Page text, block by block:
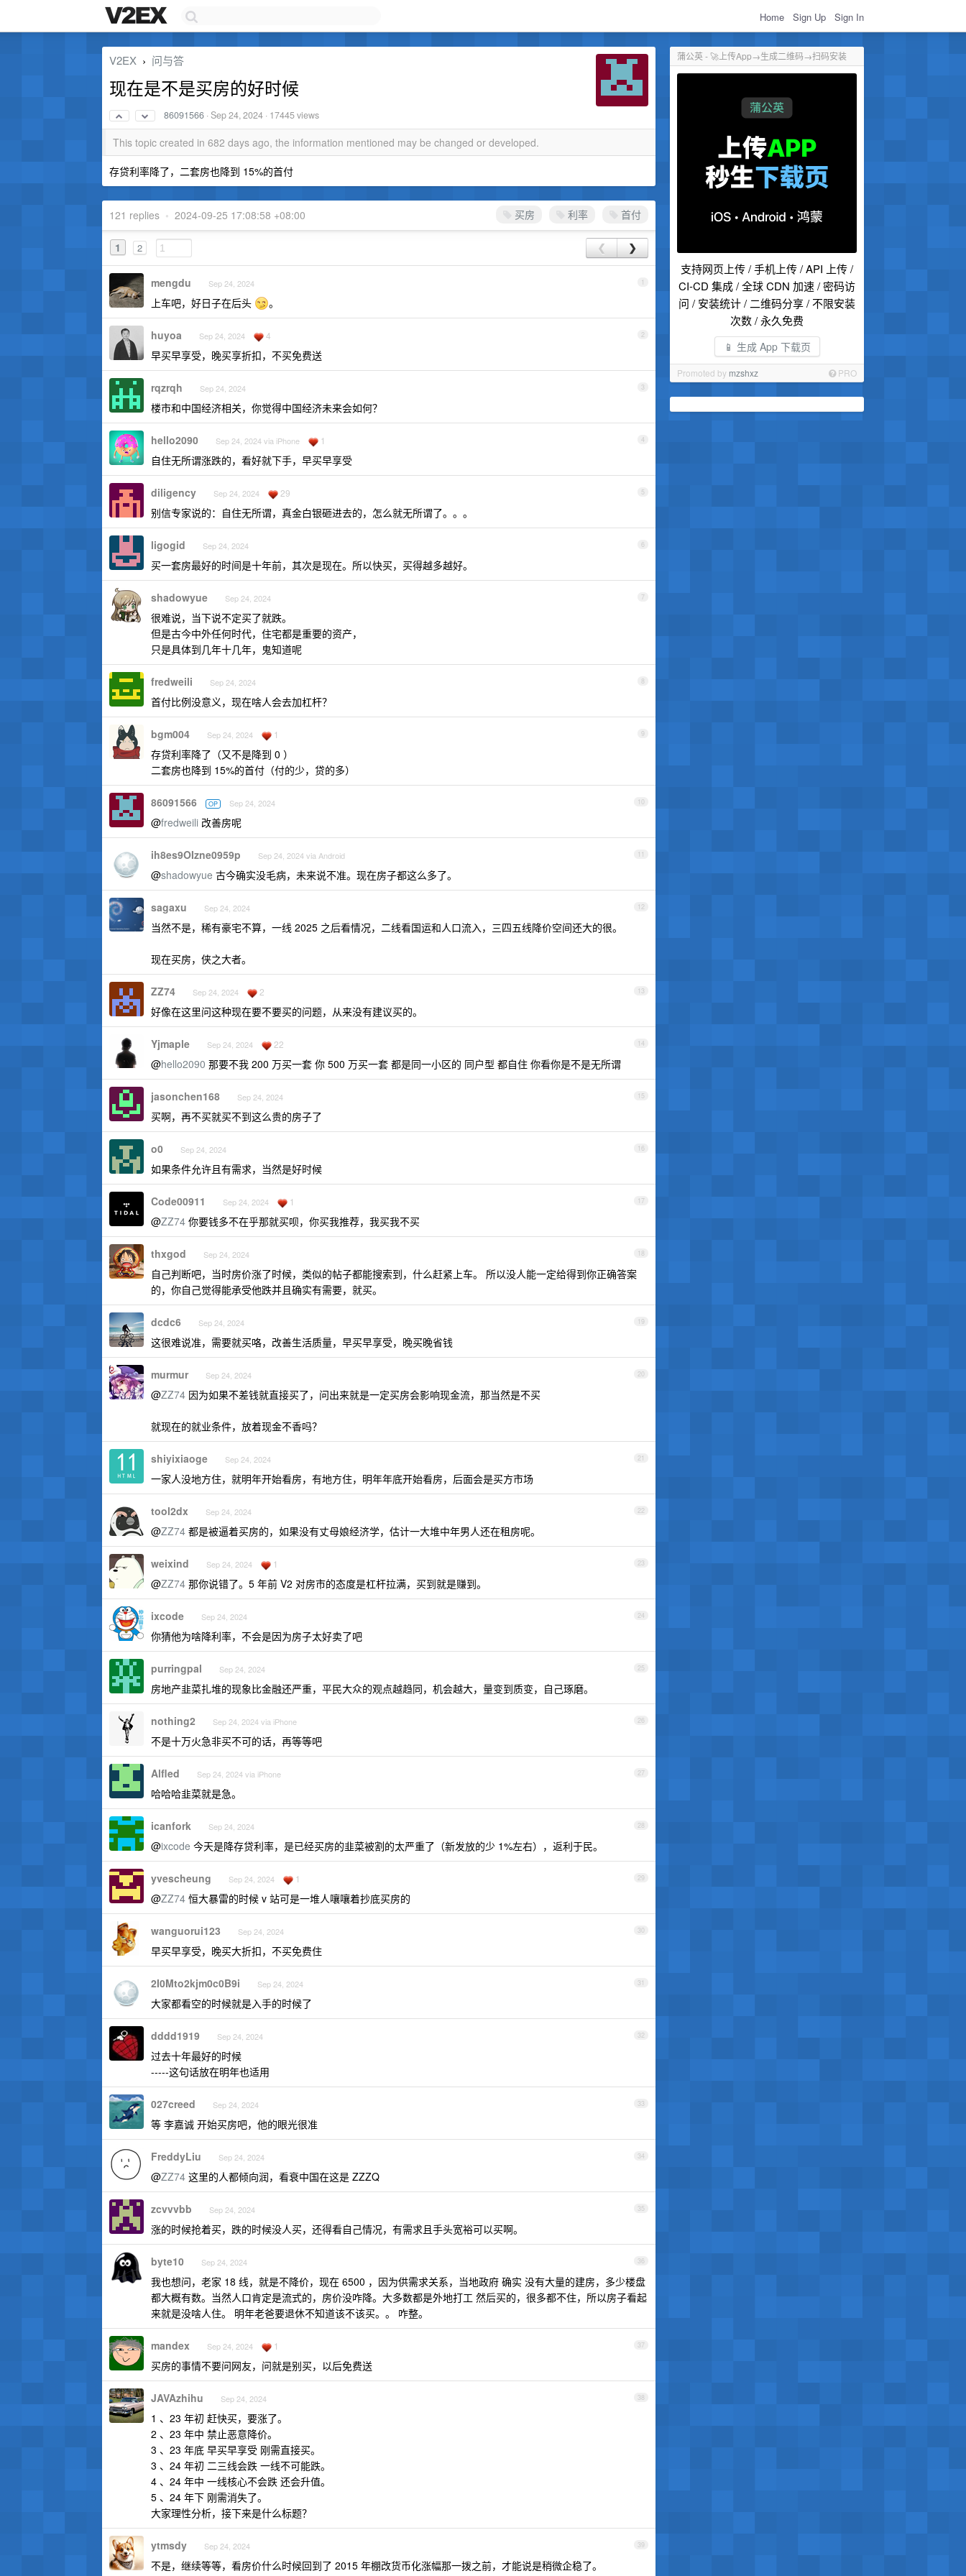
Home Sign Up Sign In
蒲公英 - 🚀上传App→生成二维码→扫码安装
支持网页上传 / 手机上传 / API 上传 /
CI-CD 集成 / 全球 CDN 加速 / 密码访
问 / 安装统计 / 二维码分享 / 不限安装
次数 / 永久免费
📱 生成 App 下载页
Promoted by mzshxz PRO
V2EX › 问与答
现在是不是买房的好时候
86091566 ·Sep 24, 2024 · 17445 views
This topic created in 682 days ago, the information mentioned may be changed or developed.
存贷利率降了，二套房也降到 15%的首付
买房 利率 首付
121 replies • 2024-09-25 17:08:58 +08:00
1 2 ❮ ❯
1
mengdu Sep 24, 2024
上车吧，好日子在后头 。
2
huyoa Sep 24, 2024 4
早买早享受，晚买享折扣，不买免费送
3
rqzrqh Sep 24, 2024
楼市和中国经济相关，你觉得中国经济未来会如何？
4
hello2090 Sep 24, 2024 via iPhone 1
自住无所谓涨跌的，看好就下手，早买早享受
5
diligency Sep 24, 2024 29
别信专家说的：自住无所谓，真金白银砸进去的，怎么就无所谓了。。。
6
ligogid Sep 24, 2024
买一套房最好的时间是十年前，其次是现在。所以快买，买得越多越好。
7
shadowyue Sep 24, 2024
很难说，当下说不定买了就跌。
但是古今中外任何时代，住宅都是重要的资产，
只是具体到几年十几年，鬼知道呢
8
fredweili Sep 24, 2024
首付比例没意义，现在啥人会去加杠杆？
9
bgm004 Sep 24, 2024 1
存贷利率降了（又不是降到 0 ）
二套房也降到 15%的首付（付的少，贷的多）
10
86091566 OP Sep 24, 2024
@fredweili 改善房呢
11
ih8es9OIzne0959p Sep 24, 2024 via Android
@shadowyue 古今确实没毛病，未来说不准。现在房子都这么多了。
12
sagaxu Sep 24, 2024
当然不是，稀有豪宅不算，一线 2025 之后看情况，二线看国运和人口流入，三四五线降价空间还大的很。
现在买房，侠之大者。
13
ZZ74 Sep 24, 2024 2
好像在这里问这种现在要不要买的问题，从来没有建议买的。
14
Yjmaple Sep 24, 2024 22
@hello2090 那要不我 200 万买一套 你 500 万买一套 都是同一小区的 同户型 都自住 你看你是不是无所谓
15
jasonchen168 Sep 24, 2024
买啊，再不买就买不到这么贵的房子了
16
o0 Sep 24, 2024
如果条件允许且有需求，当然是好时候
17
Code00911 Sep 24, 2024 1
@ZZ74 你要钱多不在乎那就买呗，你买我推荐，我买我不买
18
thxgod Sep 24, 2024
自己判断吧，当时房价涨了时候，类似的帖子都能搜索到，什么赶紧上车。 所以没人能一定给得到你正确答案
的，你自己觉得能承受他跌并且确实有需要，就买。
19
dcdc6 Sep 24, 2024
这很难说准，需要就买咯，改善生活质量，早买早享受，晚买晚省钱
20
murmur Sep 24, 2024
@ZZ74 因为如果不差钱就直接买了，问出来就是一定买房会影响现金流，那当然是不买
就现在的就业条件，放着现金不香吗？
21
shiyixiaoge Sep 24, 2024
一家人没地方住，就明年开始看房，有地方住，明年年底开始看房，后面会是买方市场
22
tool2dx Sep 24, 2024
@ZZ74 都是被逼着买房的，如果没有丈母娘经济学，估计一大堆中年男人还在租房呢。
23
weixind Sep 24, 2024 1
@ZZ74 那你说错了。5 年前 V2 对房市的态度是杠杆拉满，买到就是赚到。
24
ixcode Sep 24, 2024
你猜他为啥降利率，不会是因为房子太好卖了吧
25
purringpal Sep 24, 2024
房地产韭菜扎堆的现象比金融还严重，平民大众的观点越趋同，机会越大，量变到质变，自己琢磨。
26
nothing2 Sep 24, 2024 via iPhone
不是十万火急非买不可的话，再等等吧
27
Alfled Sep 24, 2024 via iPhone
哈哈哈韭菜就是急。
28
icanfork Sep 24, 2024
@ixcode 今天是降存贷利率，是已经买房的韭菜被割的太严重了（新发放的少 1%左右），返利于民。
29
yvescheung Sep 24, 2024 1
@ZZ74 恒大暴雷的时候 v 站可是一堆人嚷嚷着抄底买房的
30
wanguorui123 Sep 24, 2024
早买早享受，晚买大折扣，不买免费住
31
2I0Mto2kjm0c0B9i Sep 24, 2024
大家都看空的时候就是入手的时候了
32
dddd1919 Sep 24, 2024
过去十年最好的时候
-----这句话放在明年也适用
33
027creed Sep 24, 2024
等 李嘉诚 开始买房吧，他的眼光很准
34
FreddyLiu Sep 24, 2024
@ZZ74 这里的人都倾向润，看衰中国在这是 ZZZQ
35
zcvvvbb Sep 24, 2024
涨的时候抢着买，跌的时候没人买，还得看自己情况，有需求且手头宽裕可以买啊。
36
byte10 Sep 24, 2024
我也想问，老家 18 线，就是不降价，现在 6500 ，因为供需求关系，当地政府 确实 没有大量的建房，多少楼盘
都大概有数。当然人口肯定是流式的，房价没咋降。大多数都是外地打工 然后买的，很多都不住，所以房子看起
来就是没啥人住。 明年老爸要退休不知道该不该买。。 咋整。
37
mandex Sep 24, 2024 1
买房的事情不要问网友，问就是别买，以后免费送
38
JAVAzhihu Sep 24, 2024
1 、23 年初 赶快买，要涨了。
2 、23 年中 禁止恶意降价。
3 、23 年底 早买早享受 刚需直接买。
3 、24 年初 二三线会跌 一线不可能跌。
4 、24 年中 一线核心不会跌 还会升值。
5 、24 年下 刚需消失了。
大家理性分析，接下来是什么标题？
39
ytmsdy Sep 24, 2024
不是，继续等等，看房价什么时候回到了 2015 年棚改货币化涨幅那一拨之前，才能说是稍微企稳了。